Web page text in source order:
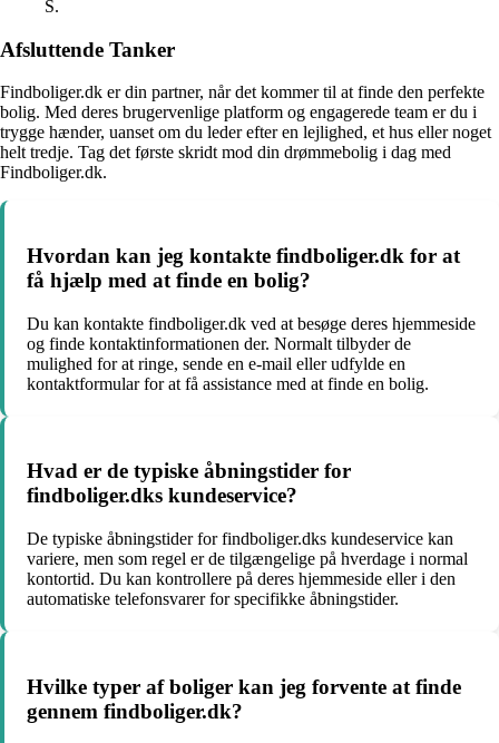
S.
Afsluttende Tanker
Findboliger.dk er din partner, når det kommer til at finde den perfekte
bolig. Med deres brugervenlige platform og engagerede team er du i
trygge hænder, uanset om du leder efter en lejlighed, et hus eller noget
helt tredje. Tag det første skridt mod din drømmebolig i dag med
Findboliger.dk.
Hvordan kan jeg kontakte findboliger.dk for at
få hjælp med at finde en bolig?
Du kan kontakte findboliger.dk ved at besøge deres hjemmeside
og finde kontaktinformationen der. Normalt tilbyder de
mulighed for at ringe, sende en e-mail eller udfylde en
kontaktformular for at få assistance med at finde en bolig.
Hvad er de typiske åbningstider for
findboliger.dks kundeservice?
De typiske åbningstider for findboliger.dks kundeservice kan
variere, men som regel er de tilgængelige på hverdage i normal
kontortid. Du kan kontrollere på deres hjemmeside eller i den
automatiske telefonsvarer for specifikke åbningstider.
Hvilke typer af boliger kan jeg forvente at finde
gennem findboliger.dk?